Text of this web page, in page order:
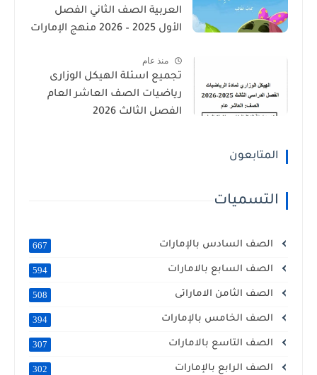
العربية الصف الثاني الفصل
الأول 2025 – 2026 منهج الإمارات
منذ عام
تجميع اسئلة الهيكل الوزارى
رياضيات الصف العاشر العام
الفصل الثالث 2026
المتابعون
التسميات
الصف السادس بالإمارات 667
الصف السابع بالامارات 594
الصف الثامن الاماراتى 508
الصف الخامس بالإمارات 394
الصف التاسع بالامارات 307
الصف الرابع بالإمارات 302